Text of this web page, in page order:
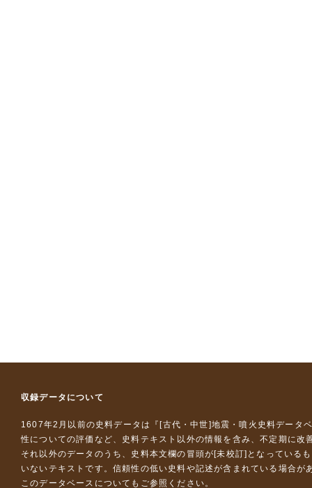
収録データについて
1607年2月以前の史料データは『 [古代・中世]地震・噴火史料データ
性についての評価など、史料テキスト以外の情報を含み、不定期に改
それ以外のデータのうち、史料本文欄の冒頭が[未校訂]となっている
いないテキストです。信頼性の低い史料や記述が含まれている場合が
このデータベースについて もご参照ください。